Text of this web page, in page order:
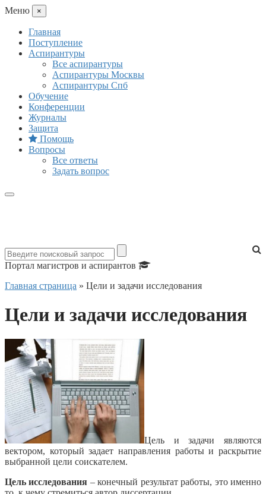
Mеню ×
Главная
Поступление
Аспирантуры
Все аспирантуры
Аспирантуры Москвы
Аспирантуры Спб
Обучение
Конференции
Журналы
Защита
Помощь
Вопросы
Все ответы
Задать вопрос
Портал магистров и аспирантов
Главная страница » Цели и задачи исследования
Цели и задачи исследования
Цель и задачи являются
вектором, который задает направления работы и раскрытие
выбранной цели соискателем.
Цель исследования – конечный результат работы, это именно